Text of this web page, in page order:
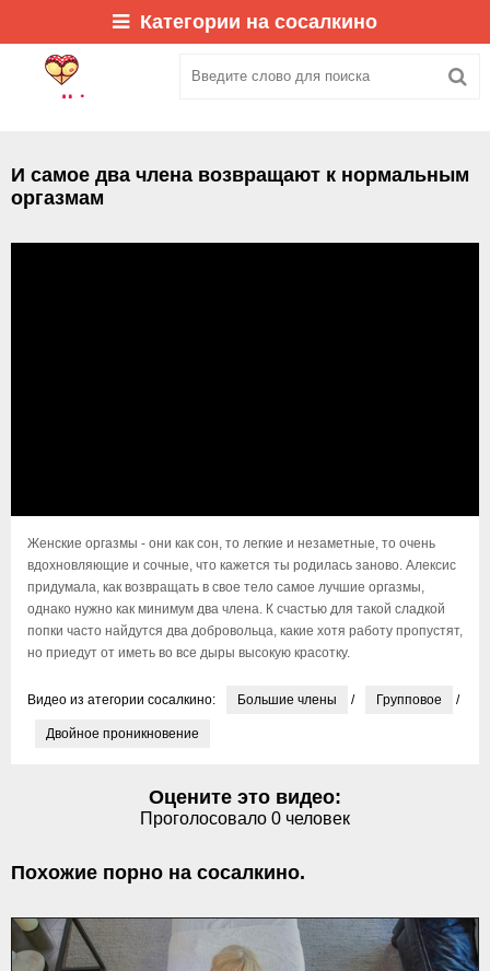
Категории на сосалкино
И самое два члена возвращают к нормальным
оргазмам
Женские оргазмы - они как сон, то легкие и незаметные, то очень
вдохновляющие и сочные, что кажется ты родилась заново. Алексис
придумала, как возвращать в свое тело самое лучшие оргазмы,
однако нужно как минимум два члена. К счастью для такой сладкой
попки часто найдутся два добровольца, какие хотя работу пропустят,
но приедут от иметь во все дыры высокую красотку.
Видео из атегории сосалкино: Большие члены / Групповое /
Двойное проникновение
Оцените это видео:
Проголосовало 0 человек
Похожие порно на сосалкино.